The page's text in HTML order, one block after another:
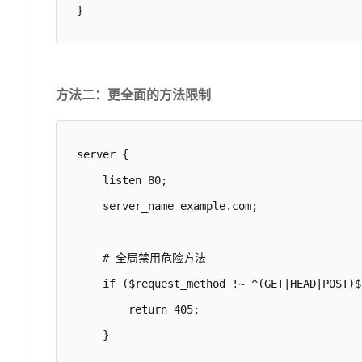
}
方法二：更全面的方法限制
server {
listen 80;
server_name example.com;
# 全局禁用危险方法
if ($request_method !~
return 405;
}